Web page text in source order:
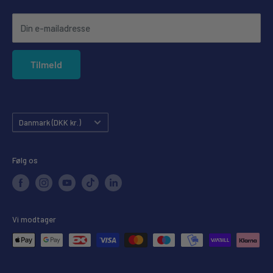
Annullering af ordre
Forudbestilling
Privatlivspolitik
Købsgaranti
Din e-mailadresse
Tilmeld
Land
Danmark (DKK kr.)
Følg os
Vi modtager